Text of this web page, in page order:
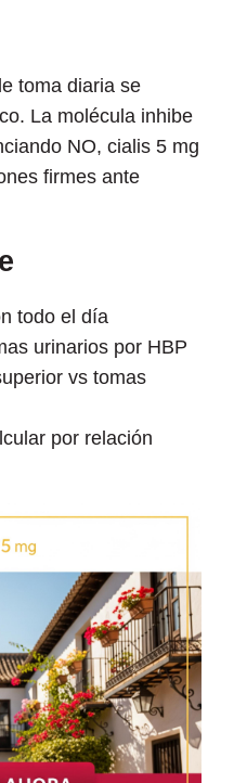
toma diaria se
La molécula inhibe
NO, cialis 5 mg
firmes ante
todo el día
urinarios por HBP
vs tomas
por relación